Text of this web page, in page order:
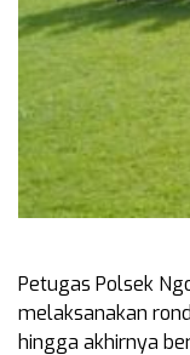
Petugas Polsek
melaksanakan
hingga akhirnya